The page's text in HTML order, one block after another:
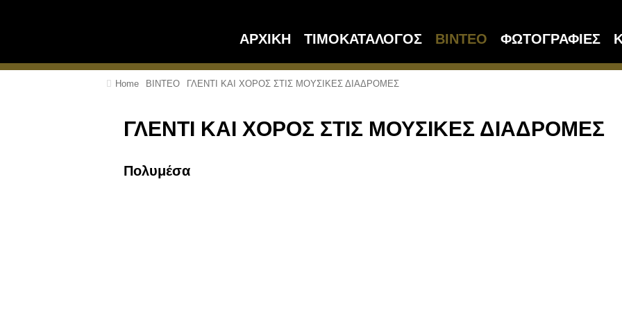
ΑΡΧΙΚΗ ΤΙΜΟΚΑΤΑΛΟΓΟΣ ΒΙΝΤΕΟ ΦΩΤΟΓΡΑΦΙΕΣ
Home ΒΙΝΤΕΟ ΓΛΕΝΤΙ ΚΑΙ ΧΟΡΟΣ ΣΤΙΣ ΜΟΥΣΙΚΕΣ ΔΙΑΔΡΟΜΕΣ
ΓΛΕΝΤΙ ΚΑΙ ΧΟΡΟΣ ΣΤΙΣ ΜΟΥΣΙΚΕΣ ΔΙΑΔΡΟΜΕΣ
Πολυμέσα